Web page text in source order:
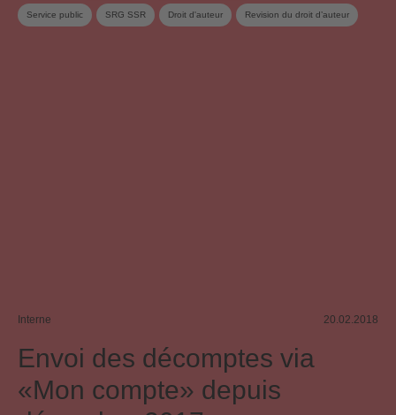
Service public SRG SSR Droit d'auteur Revision du droit d’auteur
Interne 20.02.2018
Envoi des décomptes via
«Mon compte» depuis